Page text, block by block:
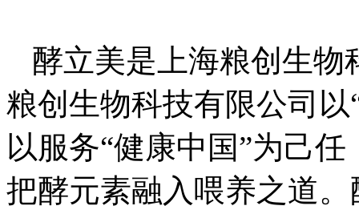
酵立美是上海粮创生物
粮创生物科技有限公司以
以服务“健康中国”为己
把酵元素融入喂养之道